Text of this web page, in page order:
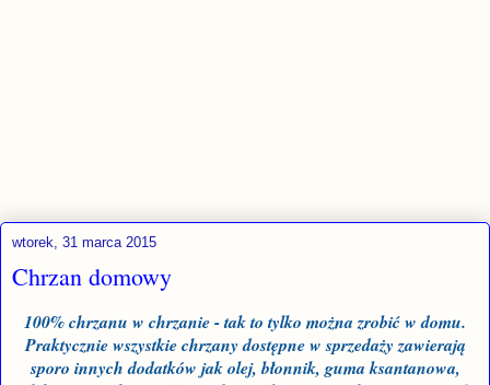
wtorek, 31 marca 2015
Chrzan domowy
100% chrzanu w chrzanie - tak to tylko można zrobić w domu.
Praktycznie wszystkie chrzany dostępne w sprzedaży zawierają
sporo innych dodatków jak olej, błonnik, guma ksantanowa,